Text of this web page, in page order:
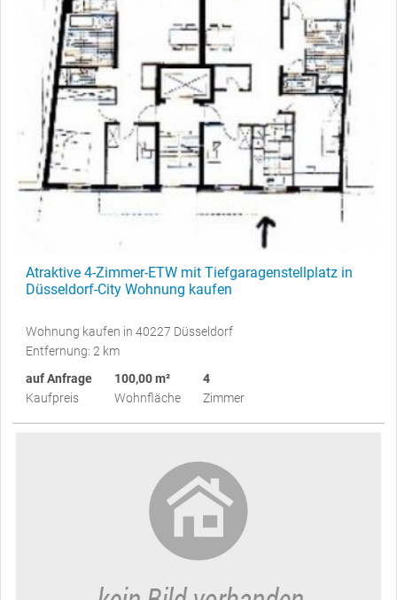
Atraktive 4-Zimmer-ETW mit Tiefgaragenstellplatz in
Düsseldorf-City Wohnung kaufen
Wohnung kaufen in 40227 Düsseldorf
Entfernung: 2 km
auf Anfrage
Kaufpreis
100,00 m²
Wohnfläche
4
Zimmer